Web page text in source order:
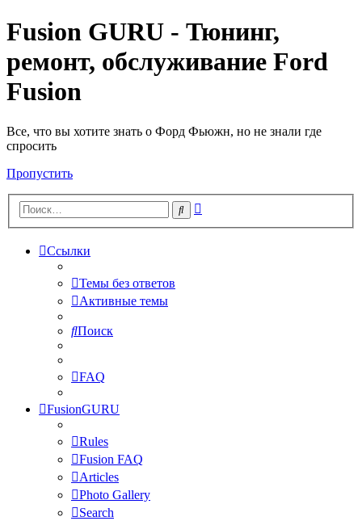
Fusion GURU - Тюнинг,
ремонт, обслуживание Ford
Fusion
Все, что вы хотите знать о Форд Фьюжн, но не знали где
спросить
Пропустить
Поиск
Ссылки
Темы без ответов
Активные темы
Поиск
FAQ
FusionGURU
Rules
Fusion FAQ
Articles
Photo Gallery
Search